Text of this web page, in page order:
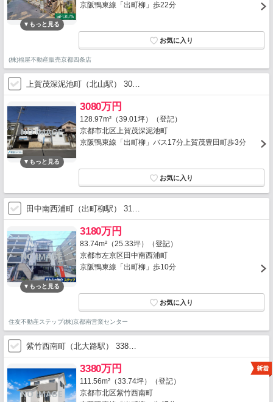
京阪鴨東線「出町柳」歩22分
(株)福屋不動産販売京都四条店
上賀茂深泥池町（北山駅） 30…
3080万円
128.97m²（39.01坪）（登記）
京都市北区上賀茂深泥池町
京阪鴨東線「出町柳」バス17分上賀茂豊田町歩3分
田中南西浦町（出町柳駅） 31…
3180万円
83.74m²（25.33坪）（登記）
京都市左京区田中南西浦町
京阪鴨東線「出町柳」歩10分
住友不動産ステップ(株)京都南営業センター
紫竹西南町（北大路駅） 338…
3380万円
111.56m²（33.74坪）（登記）
京都市北区紫竹西南町